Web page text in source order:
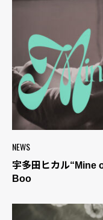
NEWS
宇多田ヒカル“Mine
Boo